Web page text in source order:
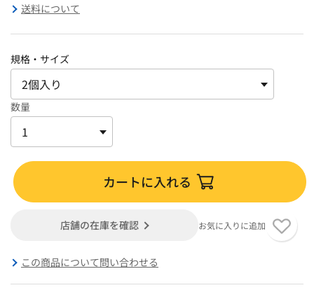
送料について
規格・サイズ
数量
カートに入れる
店舗の在庫を確認 お気に入りに追加
この商品について問い合わせる